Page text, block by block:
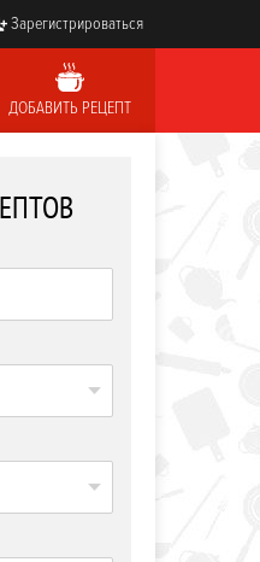
Зарегистрироваться
ДОБАВИТЬ РЕЦЕПТ